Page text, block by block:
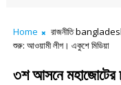
Home রাজনীতি
শুরু: আওয়ামী লীগ। একুশে মিডিয়া
৩শ আসনে মহাজোটের